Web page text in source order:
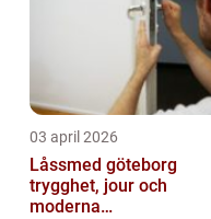
03 april 2026
Låssmed göteborg
trygghet, jour och
moderna